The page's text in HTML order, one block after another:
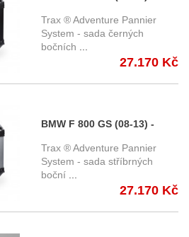
sada bočních kufrů TRAX
Adventure s nosičem -
černé KFT.07.559.70001/B
Trax ® Adventure Pannier
System - sada černých
bočních
27.170 Kč
BMW F 800 GS (08-13) -
sada bočních kufrů TRAX
Adventure s nosičem -
stříbrné KFT.07.559.70001/S
Trax ® Adventure Pannier
System - sada stříbrných
boční
27.170 Kč